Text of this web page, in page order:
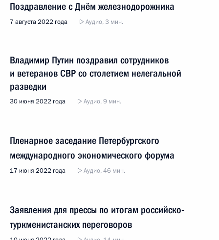
Поздравление с Днём железнодорожника
7 августа 2022 года Аудио, 3 мин.
Владимир Путин поздравил сотрудников
и ветеранов СВР со столетием нелегальной
разведки
30 июня 2022 года Аудио, 9 мин.
Пленарное заседание Петербургского
международного экономического форума
17 июня 2022 года Аудио, 46 мин.
Заявления для прессы по итогам российско-
туркменистанских переговоров